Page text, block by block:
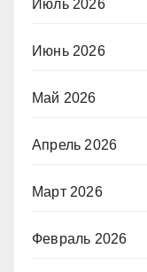
Июль 2026
Июнь 2026
Май 2026
Апрель 2026
Март 2026
Февраль 2026